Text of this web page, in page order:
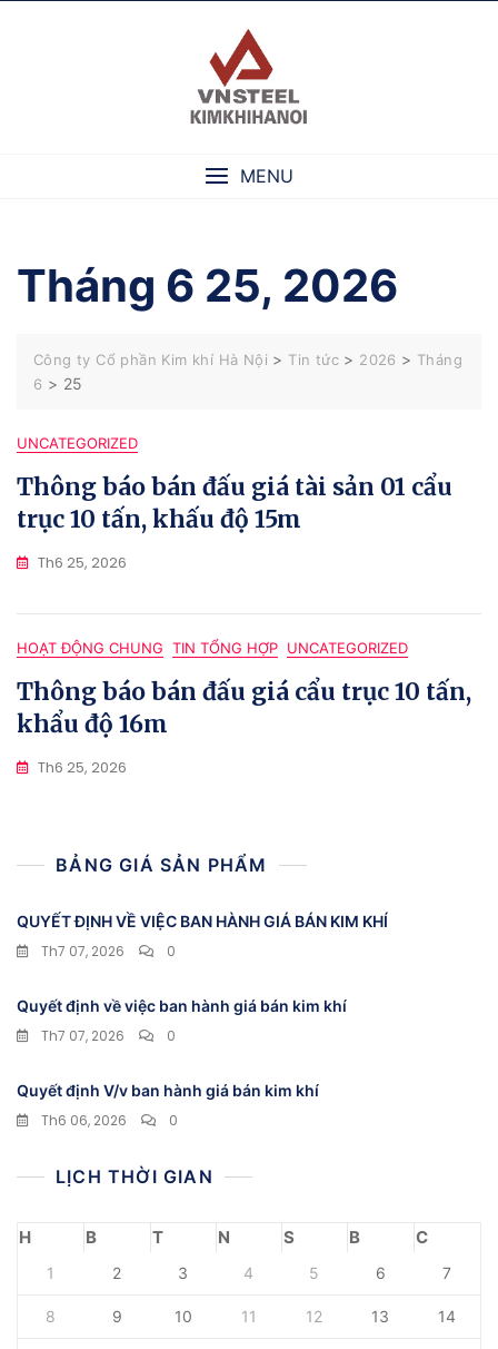
MENU
Tháng 6 25, 2026
Công ty Cổ phần Kim khí Hà Nội > Tin tức > 2026 > Tháng
6 > 25
UNCATEGORIZED
Thông báo bán đấu giá tài sản 01 cẩu
trục 10 tấn, khấu độ 15m
Th6 25, 2026
HOẠT ĐỘNG CHUNG TIN TỔNG HỢP UNCATEGORIZED
Thông báo bán đấu giá cẩu trục 10 tấn,
khẩu độ 16m
Th6 25, 2026
BẢNG GIÁ SẢN PHẨM
QUYẾT ĐỊNH VỀ VIỆC BAN HÀNH GIÁ BÁN KIM KHÍ
Th7 07, 2026
0
Quyết định về việc ban hành giá bán kim khí
Th7 07, 2026
0
Quyết định V/v ban hành giá bán kim khí
Th6 06, 2026
0
LỊCH THỜI GIAN
H B T N S B C
1 2 3 4 5 6 7
8 9 10 11 12 13 14